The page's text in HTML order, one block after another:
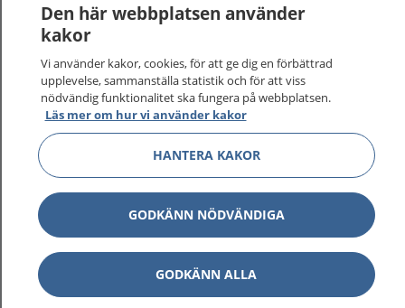
Den här webbplatsen använder
kakor
Vi använder kakor, cookies, för att ge dig en förbättrad
upplevelse, sammanställa statistik och för att viss
nödvändig funktionalitet ska fungera på webbplatsen.
Läs mer om hur vi använder kakor
HANTERA KAKOR
GODKÄNN NÖDVÄNDIGA
GODKÄNN ALLA